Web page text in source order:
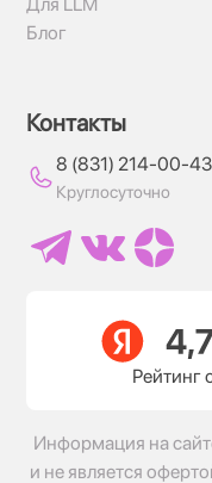
Блог
Контакты
8 (831) 214-00-43
Круглосуточно
Рейтинг
Информация на
и не является